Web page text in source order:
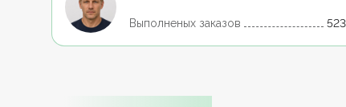
Выполненых заказов 523